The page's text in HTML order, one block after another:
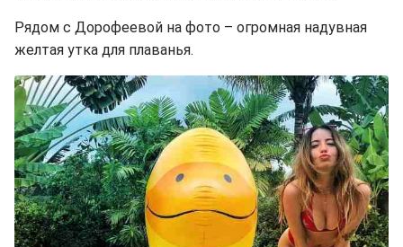
Рядом с Дорофеевой на фото – огромная надувная
желтая утка для плаванья.